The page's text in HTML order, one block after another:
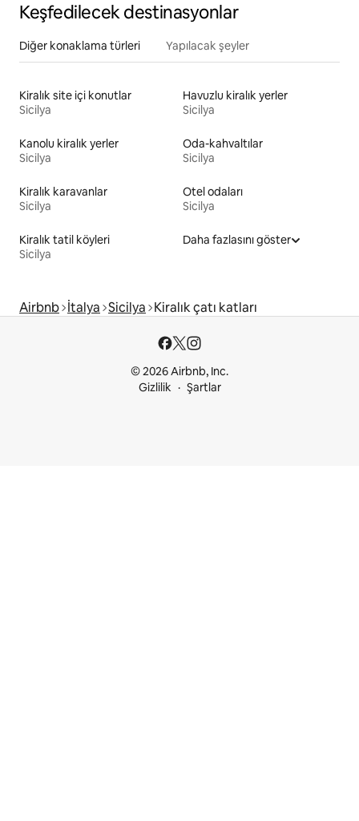
Keşfedilecek destinasyonlar
Diğer konaklama türleri Yapılacak şeyler
Kiralık site içi konutlar
Sicilya
Havuzlu kiralık yerler
Sicilya
Kanolu kiralık yerler
Sicilya
Oda-kahvaltılar
Sicilya
Kiralık karavanlar
Sicilya
Otel odaları
Sicilya
Kiralık tatil köyleri
Sicilya
Daha fazlasını göster
Airbnb İtalya Sicilya Kiralık çatı katları
© 2026 Airbnb, Inc.
Gizlilik
Şartlar